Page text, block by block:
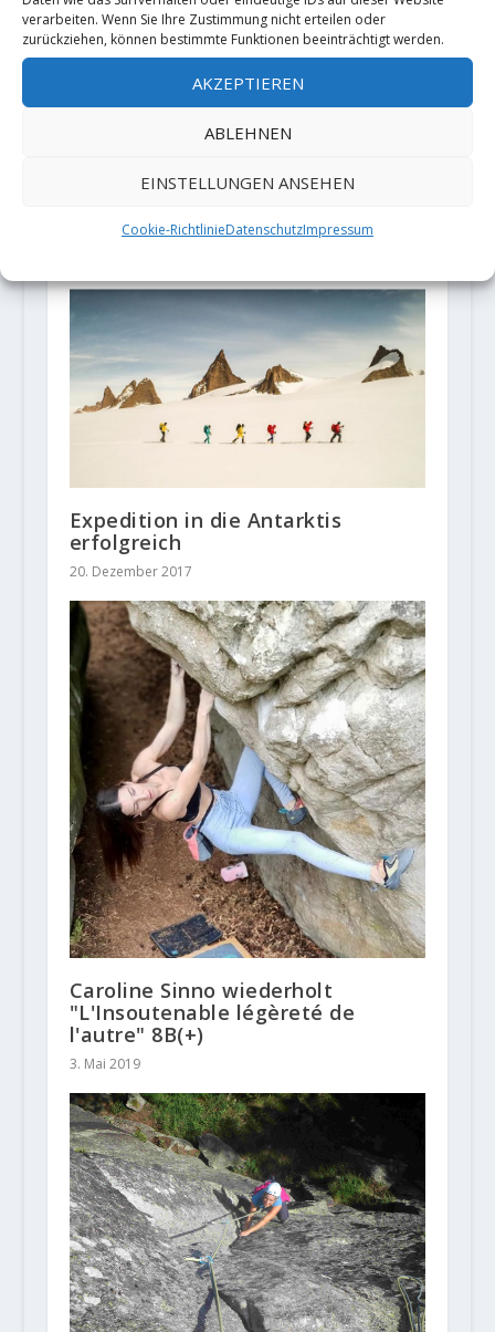
verarbeiten. Wenn Sie Ihre Zustimmung nicht erteilen oder
zurückziehen, können bestimmte Funktionen beeinträchtigt werden.
AKZEPTIEREN
ABLEHNEN
EINSTELLUNGEN ANSEHEN
Cookie-RichtlinieDatenschutzImpressum
Peter Brunnert -
Ein Kletterautor
der ernsteren
Kazuma Ise
meldet
"Hallucination"
Griffausbruch)
ZUSAMMENHÄNGENDE POSTS
Expedition in die Antarktis
erfolgreich
20. Dezember 2017
Caroline Sinno wiederholt
"L'Insoutenable légèreté de
l'autre" 8B(+)
3. Mai 2019